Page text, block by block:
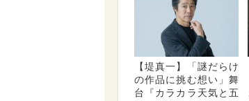
【堤真一】「謎だらけ
の作品に挑む想い」舞
台『カラカラ天気と五